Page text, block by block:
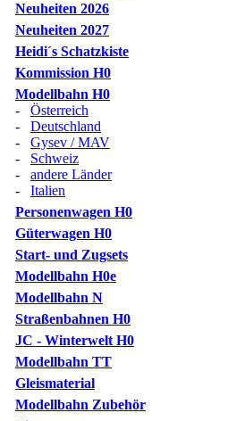
Neuheiten 2026
Neuheiten 2027
Heidi´s Schatzkiste
Kommission H0
Modellbahn H0
- Österreich
- Deutschland
- Gysev / MAV
- Schweiz
- andere Länder
- Italien
Personenwagen H0
Güterwagen H0
Start- und Zugsets
Modellbahn H0e
Modellbahn N
Straßenbahnen H0
JC - Winterwelt H0
Modellbahn TT
Gleismaterial
Modellbahn Zubehör